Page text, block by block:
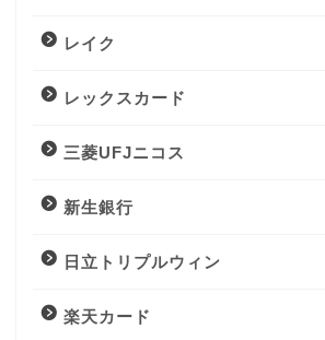
レイク
レックスカード
三菱UFJニコス
新生銀行
日立トリプルウィン
楽天カード